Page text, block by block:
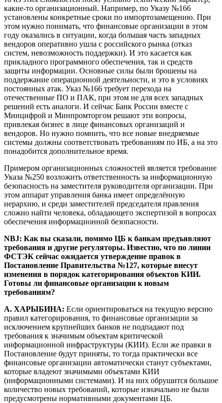
какие-то организационный. Например, по Указу №166
установлены конкретные сроки по импортозамещению. При
этом нужно понимать, что финансовые организации в этом
году оказались в ситуации, когда большая часть западных
вендоров оперативно ушла с российского рынка (отказ
систем, невозможность поддержки). И это касается как
прикладного программного обеспечения, так и средств
защиты информации. Основные силы были брошены на
поддержание операционной деятельности, и это в условиях
постоянных атак. Указ №166 требует перехода на
отечественные ПО и ПАК, при этом не для всех западных
решений есть аналоги. И сейчас Банк России вместе с
Минцифрой и Минпромторгом решают эти вопросы,
привлекая бизнес в лице финансовых организаций и
вендоров. Но нужно помнить, что все новые внедряемые
системы должны соответствовать требованиям по ИБ, а на это
понадобится дополнительное время.
Примером организационных сложностей является требование
Указа №250 возложить ответственность за информационную
безопасность на заместителя руководителя организации. При
этом аппарат управления банка имеет определённую
иерархию, и среди заместителей председателя правления
сложно найти человека, обладающего экспертизой в вопросах
обеспечения информационной безопасности.
NBJ: Как вы сказали, помимо ЦБ к банкам предъявляют
требования и другие регуляторы. Известно, что по линии
ФСТЭК сейчас ожидается утверждение правок в
Постановление Правительства №127, которые внесут
изменения в порядок категорирования объектов КИИ.
Готовы ли финансовые организации к новым
требованиям?
А. ХАРЫБИНА: Если ориентироваться на текущую версию
правил категорирования, то финансовые организации за
исключением крупнейших банков не подпадают под
требования к значимым объектам критической
информационной инфраструктуры (КИИ). Если же правки в
Постановление будут приняты, то тогда практически все
финансовые организации автоматически станут субъектами,
которые владеют значимыми объектами КИИ
(информационными системами). И на них обрушится большое
количество новых требований, которые изначально не были
предусмотрены нормативными документами ЦБ.